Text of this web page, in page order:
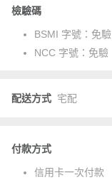
檢驗碼
BSMI 字號： 免驗
NCC 字號： 免驗
配送方式 宅配
付款方式
信用卡一次付款